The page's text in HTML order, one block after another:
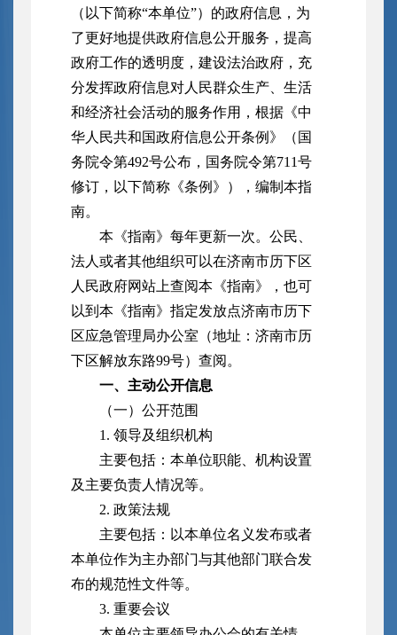
（以下简称“本单位”）的政府信息，为
了更好地提供政府信息公开服务，提高
政府工作的透明度，建设法治政府，充
分发挥政府信息对人民群众生产、生活
和经济社会活动的服务作用，根据《中
华人民共和国政府信息公开条例》（国
务院令第492号公布，国务院令第711号
修订，以下简称《条例》），编制本指
南。
本《指南》每年更新一次。公民、
法人或者其他组织可以在济南市历下区
人民政府网站上查阅本《指南》，也可
以到本《指南》指定发放点济南市历下
区应急管理局办公室（地址：济南市历
下区解放东路99号）查阅。
一、主动公开信息
（一）公开范围
1. 领导及组织机构
主要包括：本单位职能、机构设置
及主要负责人情况等。
2. 政策法规
主要包括：以本单位名义发布或者
本单位作为主办部门与其他部门联合发
布的规范性文件等。
3. 重要会议